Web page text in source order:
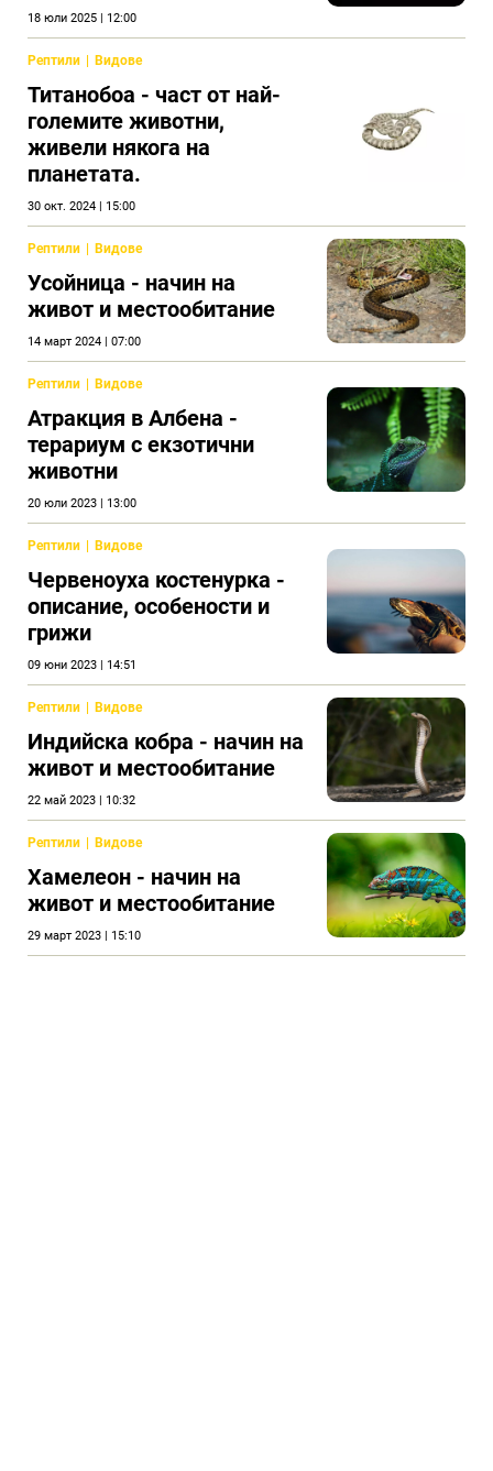
18 юли 2025 | 12:00
Рептили Видове
Титанобоа - част от най-
големите животни,
живели някога на
планетата.
30 окт. 2024 | 15:00
Рептили Видове
Усойница - начин на
живот и местообитание
14 март 2024 | 07:00
Рептили Видове
Атракция в Албена -
терариум с екзотични
животни
20 юли 2023 | 13:00
Рептили Видове
Червеноуха костенурка -
описание, особености и
грижи
09 юни 2023 | 14:51
Рептили Видове
Индийска кобра - начин на
живот и местообитание
22 май 2023 | 10:32
Рептили Видове
Хамелеон - начин на
живот и местообитание
29 март 2023 | 15:10